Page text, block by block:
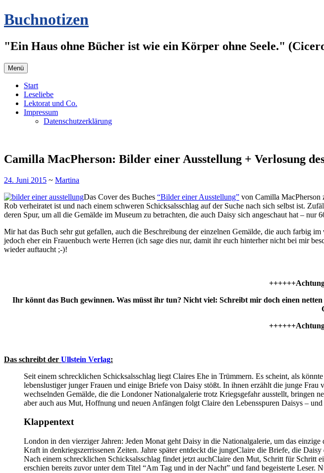
Zum
Inhalt
Buchnotizen
"Ein Haus ohne Bücher ist wie ein Körper ohne Seele."
Menü
Start
Leseliebe
Lektorat und Co.
Impressum
Datenschutzerklärung
Camilla MacPherson: Bilder einer Ausstellung + Verlosung
24. Juni 2015 ~ Martina
Das Cover des Buches “Bilder einer Ausstellung” von Camilla MacPherson
Rob verheiratet ist und nach einem schweren Schicksalsschlag auf der Suche nach sich selbst ist.
deren Spur, um all die Gemälde im Museum zu betrachten, die auch Daisy sich angeschaut hat –
Mir hat das Buch sehr gut gefallen, auch die Beschreibung der einzelnen Gemälde, die auch farbig
jedoch eher ein Frauenbuch werte Herren (ich sage dies nur, damit ihr euch hinterher nicht bei mir
wieder auftaucht ;-)!
Ihr könnt das Buch gewinnen. Was müsst ihr tun? Nicht viel: Schreibt mir doch einen
Das schreibt der Ullstein Verlag:
Seit einem schrecklichen Schicksalsschlag liegt Claires Ehe in Trümmern. Es scheint, als
lebenslustiger junger Frauen und einige Briefe von Daisy stößt. In ihnen erzählt die junge
wechselnden Gemälde, die die Londoner Nationalgalerie trotz Kriegsgefahr ausstellt, bringen
aber auch aus Mut, Hoffnung und neuen Anfängen folgt Claire den Lebensspuren Daisys –
Klappentext
London in den vierziger Jahren: Jeden Monat geht Daisy in die Nationalgalerie, um das
Kraft in denkriegszerrissenen Zeiten. Jahre später entdeckt die jungeClaire die Briefe, die
Nach einem schrecklichen Schicksalsschlag findet jetzt auchClaire den Mut, Schritt für Schritt
erschien bereits zuvor unter dem Titel “Am Tag und in der Nacht” und fand begeisterte Leser.